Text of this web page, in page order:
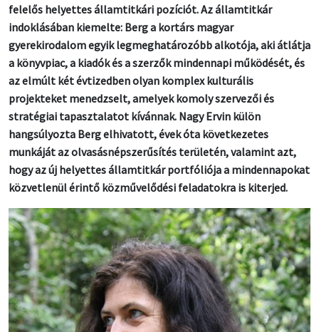
felelős helyettes államtitkári pozíciót. Az államtitkár
indoklásában kiemelte: Berg a kortárs magyar
gyerekirodalom egyik legmeghatározóbb alkotója, aki átlátja
a könyvpiac, a kiadók és a szerzők mindennapi működését, és
az elmúlt két évtizedben olyan komplex kulturális
projekteket menedzselt, amelyek komoly szervezői és
stratégiai tapasztalatot kívánnak. Nagy Ervin külön
hangsúlyozta Berg elhivatott, évek óta következetes
munkáját az olvasásnépszerűsítés területén, valamint azt,
hogy az új helyettes államtitkár portfóliója a mindennapokat
közvetlenül érintő közművelődési feladatokra is kiterjed.